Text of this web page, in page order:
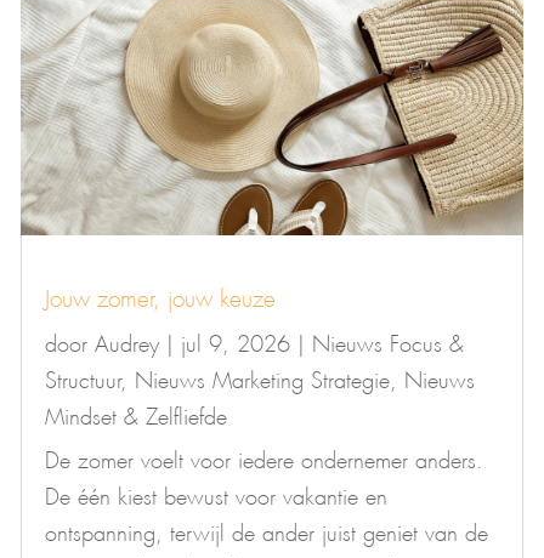
Jouw zomer, jouw keuze
door Audrey| jul 9, 2026 Nieuws Focus &
Structuur, Nieuws Marketing Strategie Nieuws
Mindset & Zelfliefde
De zomer voelt voor iedere ondernemer anders.
De één kiest bewust voor vakantie en
ontspanning, terwijl de ander juist geniet van de